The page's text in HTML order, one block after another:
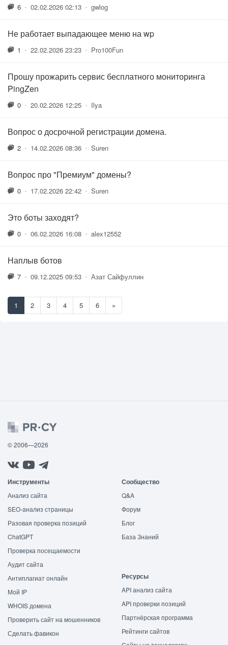
6 • 02.02.2026 02:13 • gwlog
Не работает выпадающее меню на wp
1 • 22.02.2026 23:23 • Pro100Fun
Прошу прожарить сервис бесплатного мониторинга
PingZen
0 • 20.02.2026 12:25 • Ilya
Вопрос о досрочной регистрации домена.
2 • 14.02.2026 08:36 • Suren
Вопрос про "Премиум" домены?
0 • 17.02.2026 22:42 • Suren
Это боты заходят?
0 • 06.02.2026 16:08 • alex12552
Наплыв ботов
7 • 09.12.2025 09:53 • Азат Сайфуллин
1 2 3 4 5 6 »
© 2006—2026
Инструменты
Анализ сайта
SEO-анализ страницы
Разовая проверка позиций
ChatGPT
Проверка посещаемости
Аудит сайта
Антиплагиат онлайн
Мой IP
WHOIS домена
Проверить сайт на мошенников
Сделать фавикон
Сообщество
Q&A
Форум
Блог
База Знаний
Ресурсы
API анализ сайта
API проверки позиций
Партнёрская программа
Рейтинги сайтов